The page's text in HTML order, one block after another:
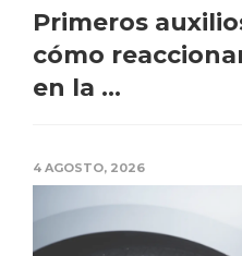
Primeros
cómo
en la ...
4 AGOSTO, 2026